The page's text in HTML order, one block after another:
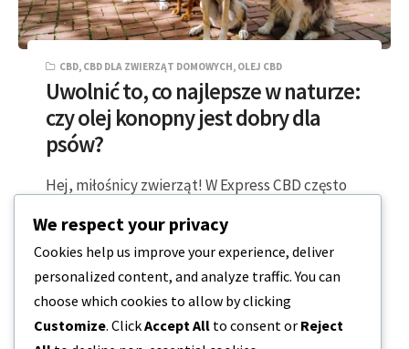
CBD, CBD DLA ZWIERZĄT DOMOWYCH, OLEJ CBD
Uwolnić to, co najlepsze w naturze:
czy olej konopny jest dobry dla
psów?
Hej, miłośnicy zwierząt! W Express CBD często
dobry dla psów. Podczas gdy…
2 MINUTY CZYTANIA 2023-11-08
We respect your privacy
Cookies help us improve your experience, deliver
personalized content, and analyze traffic. You can
choose which cookies to allow by clicking
Customize. ClickAccept All to consent or Reject